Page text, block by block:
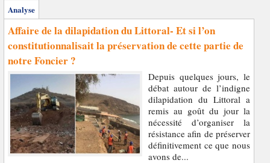
Analyse
Affaire de la dilapidation du Littoral- Et si l’on
constitutionnalisait la préservation de cette partie de
notre Foncier ?
Depuis quelques jours, le
débat autour de l’indigne
dilapidation du Littoral a
remis au goût du jour la
nécessité d’organiser la
résistance afin de préserver
définitivement ce que nous
avons de...